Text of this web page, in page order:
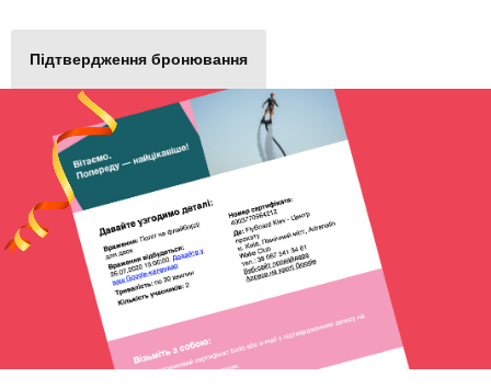
Підтвердження бронювання